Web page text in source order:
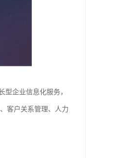
企业信息化服务，
客户关系管理、人力